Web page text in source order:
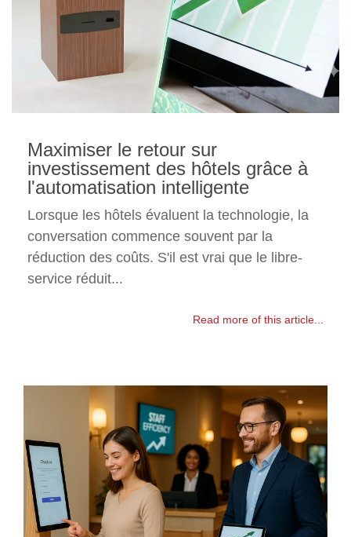
Maximiser le retour sur
investissement des hôtels grâce à
l'automatisation intelligente
Lorsque les hôtels évaluent la technologie, la
conversation commence souvent par la
réduction des coûts. S'il est vrai que le libre-
service réduit...
Read more of this article...